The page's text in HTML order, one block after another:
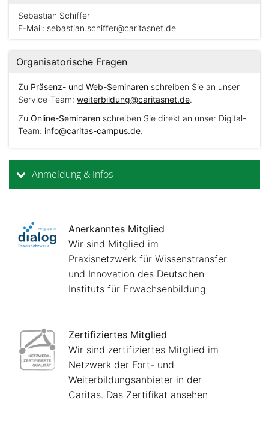
Sebastian Schiffer
E-Mail: sebastian.schiffer@caritasnet.de
Organisatorische Fragen
Zu Präsenz- und Web-Seminaren schreiben Sie an unser
Service-Team: weiterbildung@caritasnet.de.
Zu Online-Seminaren schreiben Sie direkt an unser Digital-
Team: info@caritas-campus.de.
Anmeldung & Infos
Anerkanntes Mitglied
Wir sind Mitglied im
Praxisnetzwerk für Wissenstransfer
und Innovation des Deutschen
Instituts für Erwachsenbildung
Zertifiziertes Mitglied
Wir sind zertifiziertes Mitglied im
Netzwerk der Fort- und
Weiterbildungsanbieter in der
Caritas. Das Zertifikat ansehen